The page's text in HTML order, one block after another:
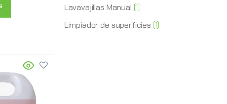
Lavavajillas Manual (1)
Limpiador de superficies (1)